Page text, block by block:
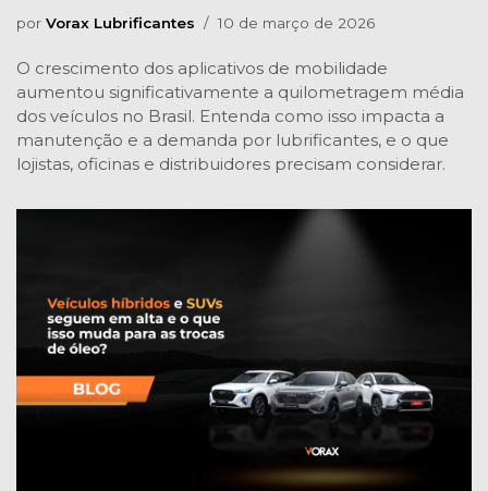
por Vorax Lubrificantes 10 de março de 2026
O crescimento dos aplicativos de mobilidade
aumentou significativamente a quilometragem média
dos veículos no Brasil. Entenda como isso impacta a
manutenção e a demanda por lubrificantes, e o que
lojistas, oficinas e distribuidores precisam considerar.